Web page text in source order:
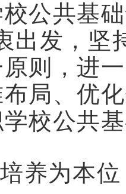
公共基
出发，坚
则，进
局、优
校公共
养为本位